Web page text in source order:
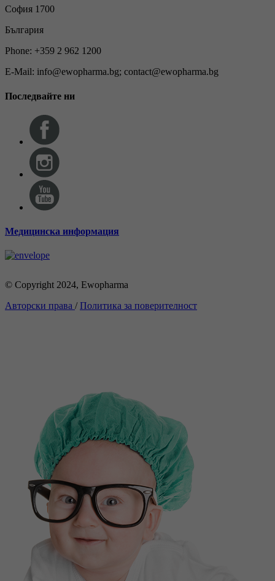
София 1700
България
Phone: +359 2 962 1200
E-Mail: info@ewopharma.bg; contact@ewopharma.bg
Последвайте ни
Медицинска информация
© Copyright 2024, Ewopharma
Авторски права /Политика за поверителност